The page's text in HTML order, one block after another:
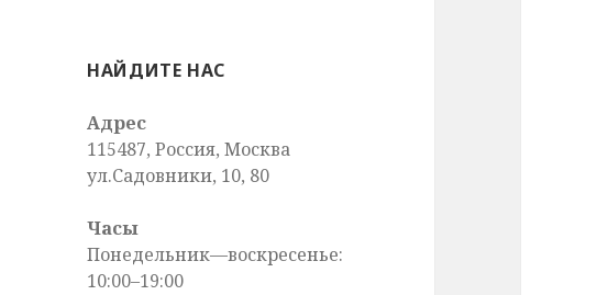
НАЙДИТЕ НАС
Адрес
115487, Россия, Москва
ул.Садовники, 10, 80
Часы
Понедельник—воскресенье:
10:00–19:00